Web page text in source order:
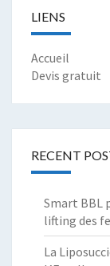
LIENS
Accueil
Devis gratuit
RECENT
Smart BBL
lifting des
La